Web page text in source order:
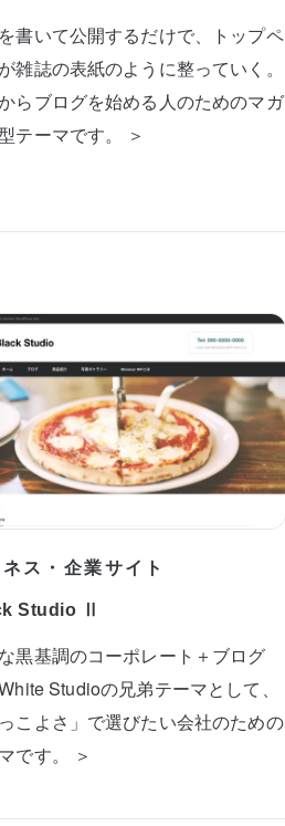
書いて公開するだけで、トップペ
雑誌の表紙のように整っていく。
らブログを始める人のためのマガ
テーマです。 ＞
ス・企業サイト
Studio Ⅱ
黒基調のコーポレート＋ブログ
Studioの兄弟テーマとして、
っこよさ」で選びたい会社のための
です。 ＞